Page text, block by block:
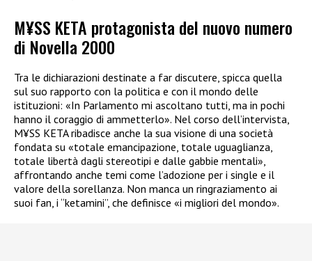
M¥SS KETA protagonista del nuovo numero
di Novella 2000
Tra le dichiarazioni destinate a far discutere, spicca quella
sul suo rapporto con la politica e con il mondo delle
istituzioni: «In Parlamento mi ascoltano tutti, ma in pochi
hanno il coraggio di ammetterlo». Nel corso dell’intervista,
M¥SS KETA ribadisce anche la sua visione di una società
fondata su «totale emancipazione, totale uguaglianza,
totale libertà dagli stereotipi e dalle gabbie mentali»,
affrontando anche temi come l’adozione per i single e il
valore della sorellanza. Non manca un ringraziamento ai
suoi fan, i “ketamini”, che definisce «i migliori del mondo».